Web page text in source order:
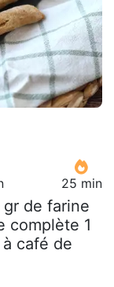
25 min
de farine
complète 1
café de